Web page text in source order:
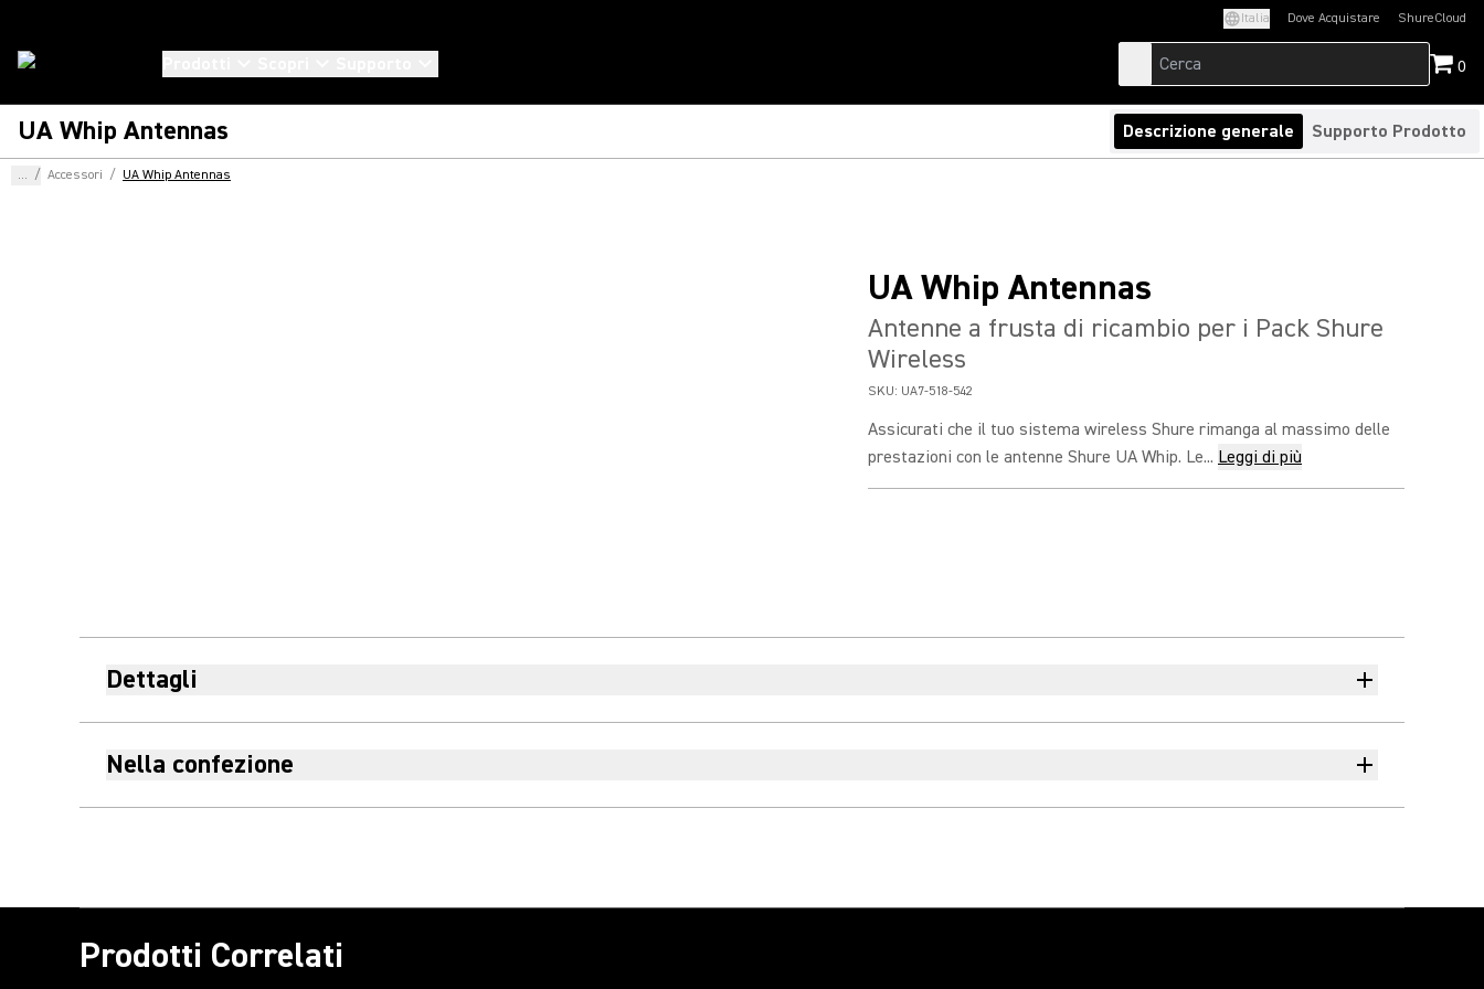
Italia Dove Acquistare ShureCloud
(Opens in a new
0
UA Whip Antennas Descrizione generale Supporto Prodotto
... / Accessori / UA Whip Antennas
UA Whip Antennas
Antenne a frusta di ricambio per i Pack Shure
Wireless
SKU: UA7-518-542
Assicurati che il tuo sistema wireless Shure rimanga al massimo delle
prestazioni con le antenne Shure UA Whip. Le... Leggi di più
Dettagli
Nella confezione
Prodotti Correlati